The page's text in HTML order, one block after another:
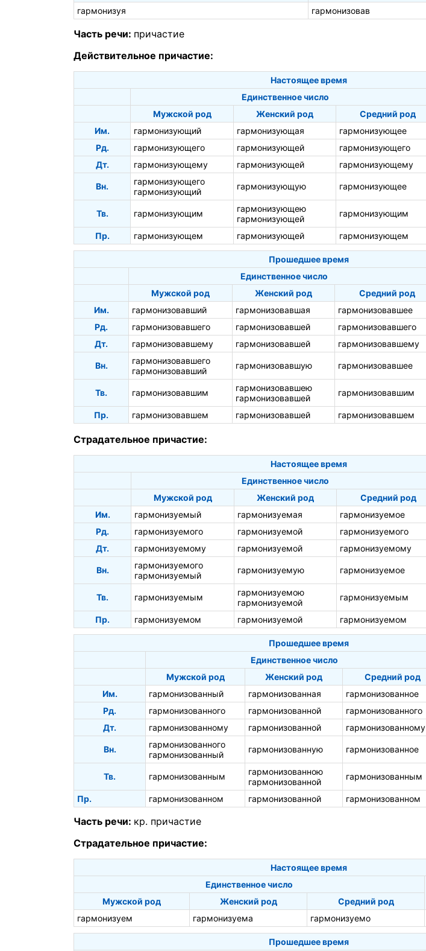
гармонизуя
гармонизовав
Часть речи: причастие
Действительное причастие:
Настоящее время
Единственное число
Мужской род
Женский род
Средний род
Им.
гармонизующий гармонизующая гармонизующее
Рд.
гармонизующего гармонизующей гармонизующего
Дт.
гармонизующему гармонизующей гармонизующему
Вн.
гармонизующего
гармонизующий
гармонизующую гармонизующее
Тв. гармонизующим
гармонизующею
гармонизующей
гармонизующим
Пр. гармонизующем гармонизующей гармонизующем
Прошедшее время
Единственное число
Мужской род
Женский род
Средний род
Им.
гармонизовавший гармонизовавшая гармонизовавшее
Рд.
гармонизовавшего гармонизовавшей гармонизовавшего
Дт.
гармонизовавшему гармонизовавшей гармонизовавшему
Вн.
гармонизовавшего
гармонизовавший
гармонизовавшую гармонизовавшее
Тв. гармонизовавшим
гармонизовавшею
гармонизовавшей
гармонизовавшим
Пр. гармонизовавшем гармонизовавшей гармонизовавшем
Страдательное причастие:
Настоящее время
Единственное число
Мужской род
Женский род
Средний род
Им.
гармонизуемый гармонизуемая гармонизуемое
Рд.
гармонизуемого гармонизуемой гармонизуемого
Дт.
гармонизуемому гармонизуемой гармонизуемому
Вн.
гармонизуемого
гармонизуемый
гармонизуемую гармонизуемое
Тв. гармонизуемым
гармонизуемою
гармонизуемой
гармонизуемым
Пр. гармонизуемом гармонизуемой гармонизуемом
Прошедшее время
Единственное число
Мужской род Женский род
Средний род
Им.
гармонизованный гармонизованная гармонизованное
Рд.
гармонизованного гармонизованной гармонизованного
Дт.
гармонизованному гармонизованной гармонизованному
Вн.
гармонизованного
гармонизованный
гармонизованную гармонизованное
Тв. гармонизованным
гармонизованною
гармонизованной
гармонизованным
Пр. гармонизованном гармонизованной гармонизованном
Часть речи: кр. причастие
Страдательное причастие:
Настоящее время
Единственное число
Мужской род
Женский род
Средний род
гармонизуем
гармонизуема гармонизуемо
Прошедшее время